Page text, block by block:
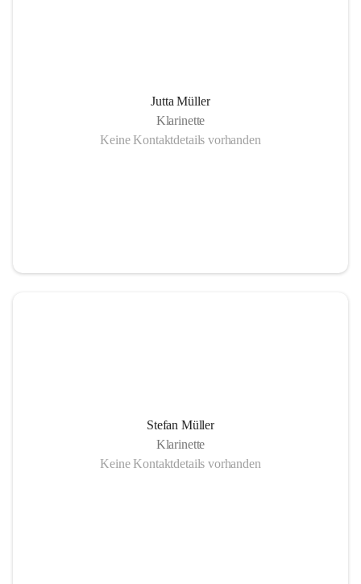
Jutta Müller
Klarinette
Keine Kontaktdetails vorhanden
Stefan Müller
Klarinette
Keine Kontaktdetails vorhanden